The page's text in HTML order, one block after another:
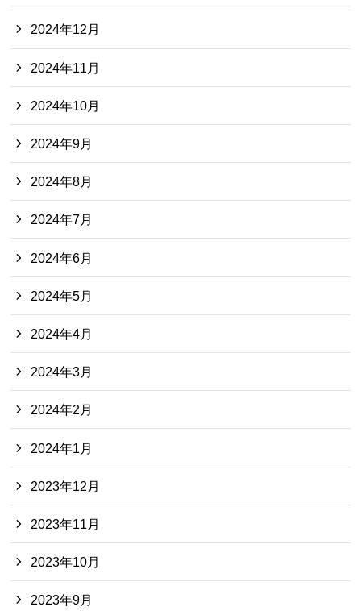
2024年12月
2024年11月
2024年10月
2024年9月
2024年8月
2024年7月
2024年6月
2024年5月
2024年4月
2024年3月
2024年2月
2024年1月
2023年12月
2023年11月
2023年10月
2023年9月